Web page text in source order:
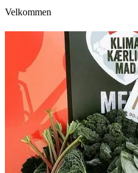
Velkommen